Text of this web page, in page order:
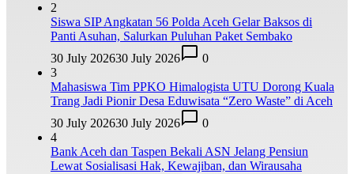
2
Siswa SIP Angkatan 56 Polda Aceh Gelar Baksos di
Panti Asuhan, Salurkan Puluhan Paket Sembako
30 July 202630 July 2026
0
3
Mahasiswa Tim PPKO Himalogista UTU Dorong Kuala
Trang Jadi Pionir Desa Eduwisata “Zero Waste” di Aceh
30 July 202630 July 2026
0
4
Bank Aceh dan Taspen Bekali ASN Jelang Pensiun
Lewat Sosialisasi Hak, Kewajiban, dan Wirausaha